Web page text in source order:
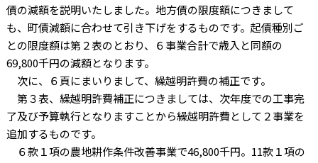
債の減額を説明いたしました。地方債の限度額につきまして
も、町債減額に合わせて引き下げをするものです。起債種別ご
との限度額は第２表のとおり、６事業合計で歳入と同額の
69,800千円の減額となります。
次に、６頁にまいりまして、繰越明許費の補正です。
第３表、繰越明許費補正につきましては、次年度での工事完
了及び予算執行となりますことから繰越明許費として２事業を
追加するものです。
６款１項の農地耕作条件改善事業で46,800千円。11款１項の